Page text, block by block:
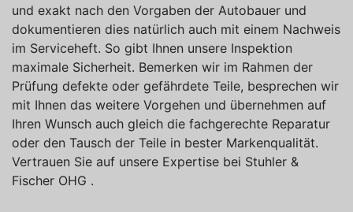
und exakt nach den Vorgaben der Autobauer und
dokumentieren dies natürlich auch mit einem Nachweis
im Serviceheft. So gibt Ihnen unsere Inspektion
maximale Sicherheit. Bemerken wir im Rahmen der
Prüfung defekte oder gefährdete Teile, besprechen wir
mit Ihnen das weitere Vorgehen und übernehmen auf
Ihren Wunsch auch gleich die fachgerechte Reparatur
oder den Tausch der Teile in bester Markenqualität.
Vertrauen Sie auf unsere Expertise bei Stuhler &
Fischer OHG .